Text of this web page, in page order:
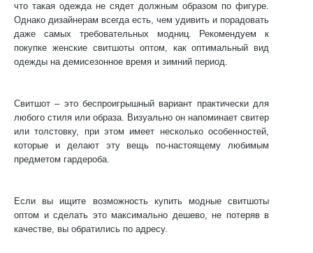
что такая одежда не сядет должным образом по фигуре.
Однако дизайнерам всегда есть, чем удивить и порадовать
даже самых требовательных модниц. Рекомендуем к
покупке женские свитшоты оптом, как оптимальный вид
одежды на демисезонное время и зимний период.
Свитшот – это беспроигрышный вариант практически для
любого стиля или образа. Визуально он напоминает свитер
или толстовку, при этом имеет несколько особенностей,
которые и делают эту вещь по-настоящему любимым
предметом гардероба.
Если вы ищите возможность купить модные свитшоты
оптом и сделать это максимально дешево, не потеряв в
качестве, вы обратились по адресу.